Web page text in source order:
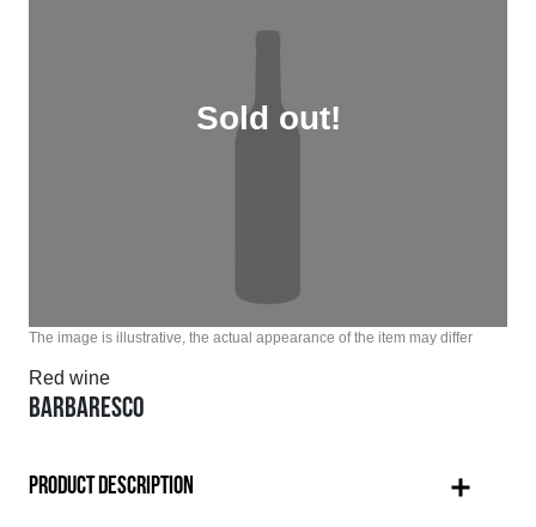
Sold out!
The image is illustrative, the actual appearance of the item may differ
Red wine
BARBARESCO
PRODUCT DESCRIPTION